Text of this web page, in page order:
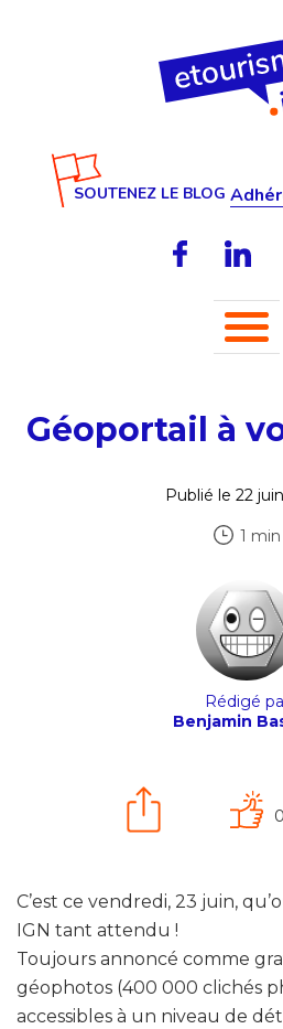
SOUTENEZ LE BLOG
Géoportail à
Publié le 22
1 min
Rédigé
Benjamin
0
C’est ce vendredi, 23 juin,
IGN tant attendu !
Toujours annoncé comme
géophotos (400 000 clichés
accessibles à un niveau de